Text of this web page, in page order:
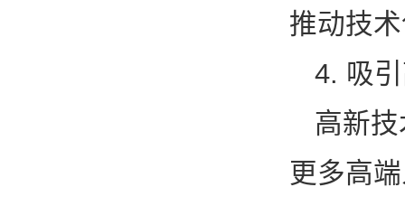
推动技
4. 吸
高新
更多高